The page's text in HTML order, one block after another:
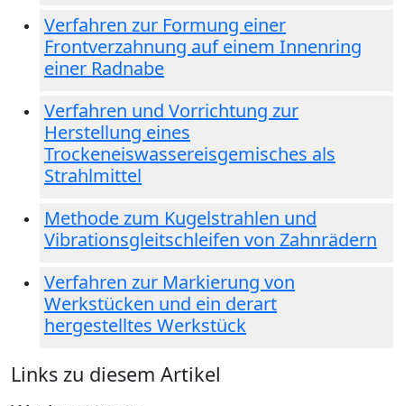
Verfahren zur Formung einer
Frontverzahnung auf einem Innenring
einer Radnabe
Verfahren und Vorrichtung zur
Herstellung eines
Trockeneiswassereisgemisches als
Strahlmittel
Methode zum Kugelstrahlen und
Vibrationsgleitschleifen von Zahnrädern
Verfahren zur Markierung von
Werkstücken und ein derart
hergestelltes Werkstück
Links zu diesem Artikel